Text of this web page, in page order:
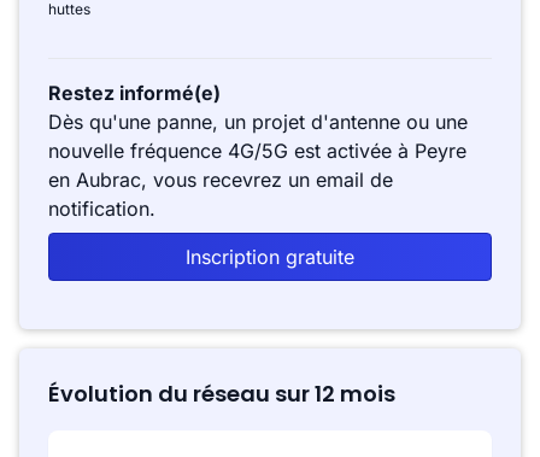
huttes
Restez informé(e)
Dès qu'une panne, un projet d'antenne ou une
nouvelle fréquence 4G/5G est activée à Peyre
en Aubrac, vous recevrez un email de
notification.
Inscription gratuite
Évolution du réseau sur 12 mois